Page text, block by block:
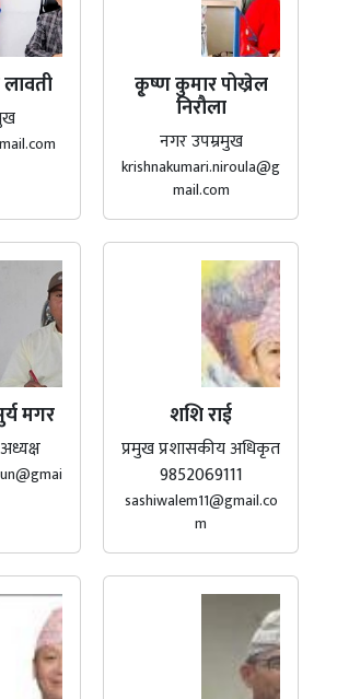
कृ्ष्ण कुमार पोख्रेल
निरौला
नगर उपम्रमुख
krishnakumari.niroula@g
mail.com
मगर शशि राई
प्रमुख प्रशासकीय अधिकृत
9852069111
sashiwalem11@gmail.co
m